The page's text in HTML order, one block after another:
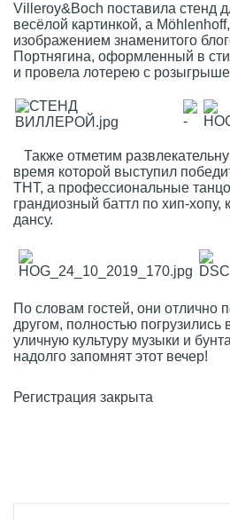
Villeroy&Boch поставила стенд
весёлой картинкой, а
изображением знаменитого
Портнягина, оформленный в
и провела лотерею с
Также отметим
время которой выступил
ТНТ, а профессиональные
грандиозный баттл по хип-хопу,
дансу.
По словам гостей, они отлично
другом, полностью
уличную культуру музыки и
надолго запомнят этот вечер!
Регистрация закрыта